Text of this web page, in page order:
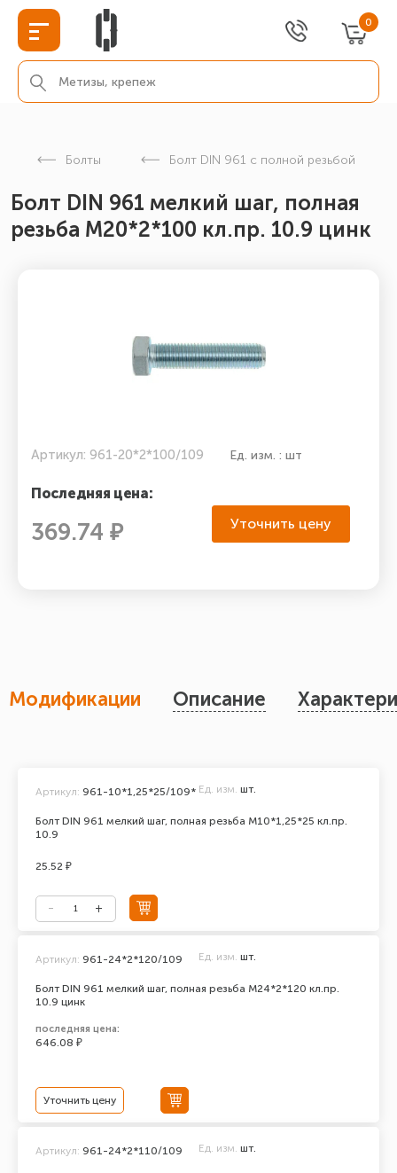
0
Болты Болт DIN 961 с полной резьбой
Болт DIN 961 мелкий шаг, полная
резьба M20*2*100 кл.пр. 10.9 цинк
Артикул: 961-20*2*100/109 Ед. изм. : шт
Последняя цена:
369.74 ₽ Уточнить цену
Модификации Описание
Болт DIN 961 мелкий шаг, полная резьба М10*1,25*25 кл.пр.
10.9
Артикул: 961-10*1,25*25/109* Ед. изм. шт.
25.52 ₽
Болт DIN 961 мелкий шаг, полная резьба M24*2*120 кл.пр.
10.9 цинк
Артикул: 961-24*2*120/109 Ед. изм. шт.
последняя цена:
646.08 ₽
Уточнить цену
Артикул: 961-24*2*110/109 Ед. изм. шт.